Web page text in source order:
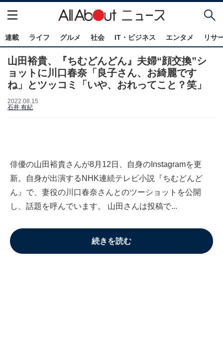
連載 ライフ グルメ 社会 IT・ビジネス エンタメ リサ
山田裕貴、『ちむどんどん』夫婦“顔交換”シ
ョットに川口春奈「良子さん、お綺麗です
ね」とツッコミ「いや、おれってこと？笑」
2022.08.15
石井 有紀
俳優の山田裕貴さんが8月12日、自身のInstagramを更
新。自身が出演するNHK連続テレビ小説『ちむどんど
ん』で、妻役の川口春奈さんとのツーショットを公開
し、話題を呼んでいます。 山田さんは投稿で...
続きを読む